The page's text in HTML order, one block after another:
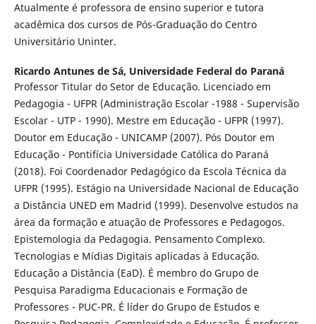
Atualmente é professora de ensino superior e tutora
acadêmica dos cursos de Pós-Graduação do Centro
Universitário Uninter.
Ricardo Antunes de Sá, Universidade Federal do Paraná
Professor Titular do Setor de Educação. Licenciado em
Pedagogia - UFPR (Administração Escolar -1988 - Supervisão
Escolar - UTP - 1990). Mestre em Educação - UFPR (1997).
Doutor em Educação - UNICAMP (2007). Pós Doutor em
Educação - Pontifícia Universidade Católica do Paraná
(2018). Foi Coordenador Pedagógico da Escola Técnica da
UFPR (1995). Estágio na Universidade Nacional de Educação
a Distância UNED em Madrid (1999). Desenvolve estudos na
área da formação e atuação de Professores e Pedagogos.
Epistemologia da Pedagogia. Pensamento Complexo.
Tecnologias e Mídias Digitais aplicadas à Educação.
Educação a Distância (EaD). É membro do Grupo de
Pesquisa Paradigma Educacionais e Formação de
Professores - PUC-PR. É líder do Grupo de Estudos e